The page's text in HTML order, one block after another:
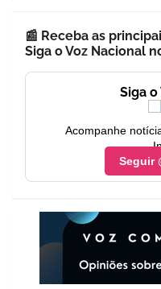
📰 Receba as
Siga o Voz Nacional
Siga
Acompanhe
Seguir